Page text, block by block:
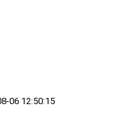
06 12:50:15